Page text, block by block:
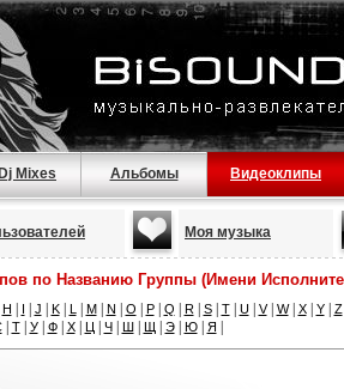
Dj Mixes Альбомы Видеоклипы
Моя музыка
по Названию Группы (Имени
H I J K| L | M| N O P| Q R| S| T| U| V| W| X| Y| Z
| Т| У| Ф| Х| Ц| Ч| Ш| Щ| Э| Ю| Я